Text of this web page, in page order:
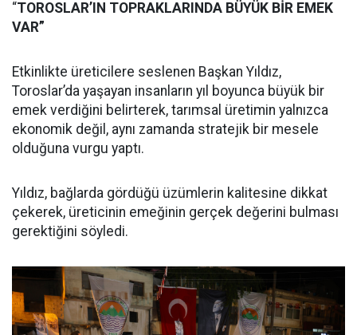
“TOROSLAR’IN TOPRAKLARINDA BÜYÜK BİR EMEK
VAR”
Etkinlikte üreticilere seslenen Başkan Yıldız,
Toroslar’da yaşayan insanların yıl boyunca büyük bir
emek verdiğini belirterek, tarımsal üretimin yalnızca
ekonomik değil, aynı zamanda stratejik bir mesele
olduğuna vurgu yaptı.
Yıldız, bağlarda gördüğü üzümlerin kalitesine dikkat
çekerek, üreticinin emeğinin gerçek değerini bulması
gerektiğini söyledi.